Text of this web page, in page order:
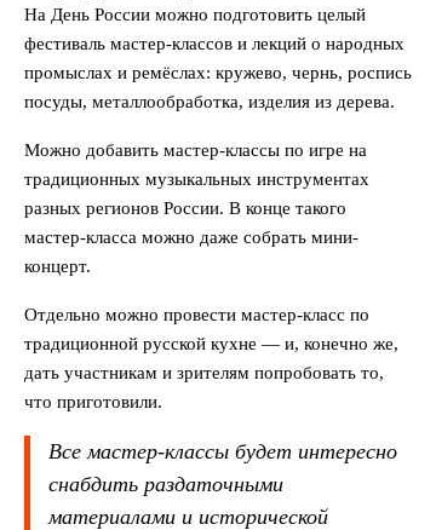
На День России можно подготовить целый
фестиваль мастер-классов и лекций о народных
промыслах и ремёслах: кружево, чернь, роспись
посуды, металлообработка, изделия из дерева.
Можно добавить мастер-классы по игре на
традиционных музыкальных инструментах
разных регионов России. В конце такого
мастер-класса можно даже собрать мини-
концерт.
Отдельно можно провести мастер-класс по
традиционной русской кухне — и, конечно же,
дать участникам и зрителям попробовать то,
что приготовили.
Все мастер-классы будет интересно
снабдить раздаточными
материалами и исторической